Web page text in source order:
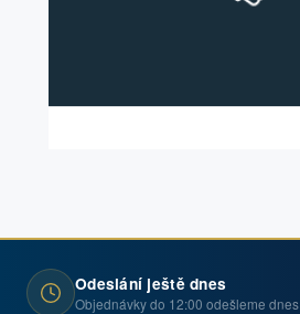
Odeslání ještě dnes
Objednávky do 12:00 odešleme dnes